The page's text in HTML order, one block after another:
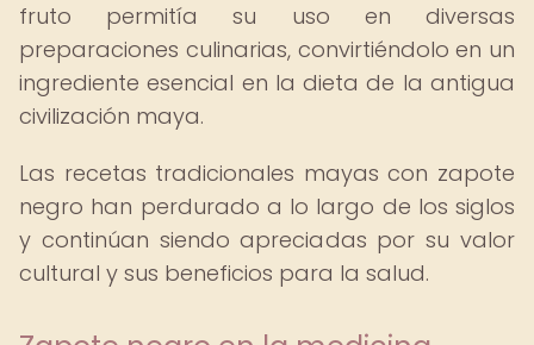
fruto permitía su uso en diversas
preparaciones culinarias, convirtiéndolo en un
ingrediente esencial en la dieta de la antigua
civilización maya.
Las recetas tradicionales mayas con zapote
negro han perdurado a lo largo de los siglos
y continúan siendo apreciadas por su valor
cultural y sus beneficios para la salud.